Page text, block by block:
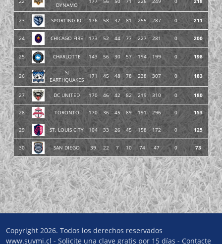
DYNAMO
23 SPORTING KC 176 58 37 81 255 287 0 211
24 CHICAGO FIRE 173 52 44 77 227 281 0 200
25 CHARLOTTE 143 56 30 57 194 199 0 198
26
SJ
EARTHQUAKES
171 45 48 78 238 307 0 183
27 DC UNITED 170 46 42 82 219 310 0 180
28 TORONTO 170 36 45 89 191 296 0 153
29 ST. LOUIS CITY 104 33 26 45 158 172 0 125
30 SAN DIEGO 39 22 7 10 74 47 0 73
Copyright 2026. Todos los derechos reservados
www.suymi.cl - Solicite una clave gratis por 15 días - Contacte